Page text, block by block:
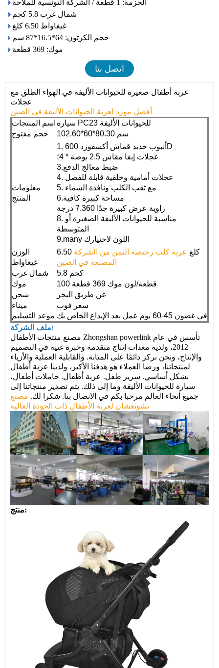
الحزمة: 1 قطعة / الشركة التونسية للملاحة
شمال غرب 5.8 كجم
غيغاواط 6.50 كلغ
حجم الكرتون: 64*16.5*87 سم
موك: 369 قطعة
اتصل بنا
عربة أطفال صغيرة للحيوانات الأليفة في الهواء الطلق مع
عجلات
أفضل مورد لعربة الحيوانات الأليفة في الصين
اسم المنتجات
سيارة PC23 للحيوانات الأليفة
حجم مفتوح
102.60*60*80.30 سم
معلومات
المنتج
1. أنبوب حديد قماش أكسفورد 600D
عجلات إيفا مقاس 2.5 بوصة * 4؛
3.ضبط معالج الدفع
4. عجلات أمامية وخلفية قابلة للفصل
5. مع ثقب الكلب ونافذة السماء
6.مساحة كبيرة كافية
زاوية عرض كبيرة جدًا 7.360 درجة
8. مناسبة للحيوانات الأليفة الصغيرة أو
المتوسطة
9.many اللون لاختيارك
الوزن
غيغاواط
6.50 كلغ عربة كلب رخيصة الثمن من الشركة
المصنعة في الصين
شمال غرب
5.8 كجم
موك
100 قطعة/لون موك 369 قطعة
شحن
عن طريق البحر
ميناء
سعر فوب
موعد التسليم
في غضون 45-60 يوم عمل بعد الإيداع الخاص بك
ملف الشركة:
مصنع منتجات الأطفال Zhongshan powerlink تأسس في عام
2012، ولديه معدات إنتاج متقدمة وخبرة غنية في التصميم
والإنتاج، ونحن نركز دائمًا على المتانة. والقابلية العملية والأزياء
لمنتجاتنا، ورضا العملاء هو هدفنا الأكبر، ولدينا عربة أطفال
بشكل أساسي. سرير طفل. عربة أطفال. حاملات أطفال،
سيارة للحيوانات الأليفة وما إلى ذلك. يتم تصدير منتجاتنا إلى
جميع أنحاء العالم مرحبا بكم في الاتصال بنا. شكرا لك. مصنع
تشونغشان لعربة الأطفال ذات الجودة العالية
منتج: